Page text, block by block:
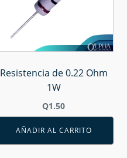
Resistencia de 0.22 Ohm
1W
Q1.50
AÑADIR AL CARRITO